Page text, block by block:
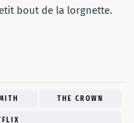
bout de la lorgnette.
THE CROWN